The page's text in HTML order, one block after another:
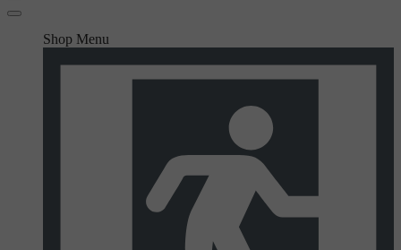
Shop Menu